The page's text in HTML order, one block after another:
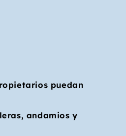
puedan
andamios y